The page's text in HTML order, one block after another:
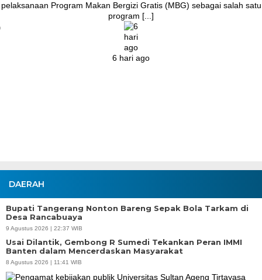
Bergizi Gratis (MBG) sebagai salah satu
Jalan
DAERAH
Bupati Tangerang Nonton Bareng Sepak Bola Tarkam di
Desa Rancabuaya
9 Agustus 2026 | 22:37 WIB
Usai Dilantik, Gembong R Sumedi Tekankan Peran IMMI
Banten dalam Mencerdaskan Masyarakat
8 Agustus 2026 | 11:41 WIB